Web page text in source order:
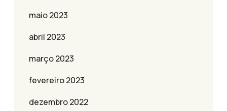
maio 2023
abril 2023
março 2023
fevereiro 2023
dezembro 2022